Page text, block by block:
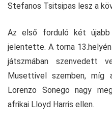
Stefanos Tsitsipas lesz a
Az első forduló két
jelentette. A torna
játszmában szenvedett
Musettivel szemben, míg
Lorenzo Sonego nagy
afrikai Lloyd Harris ellen.